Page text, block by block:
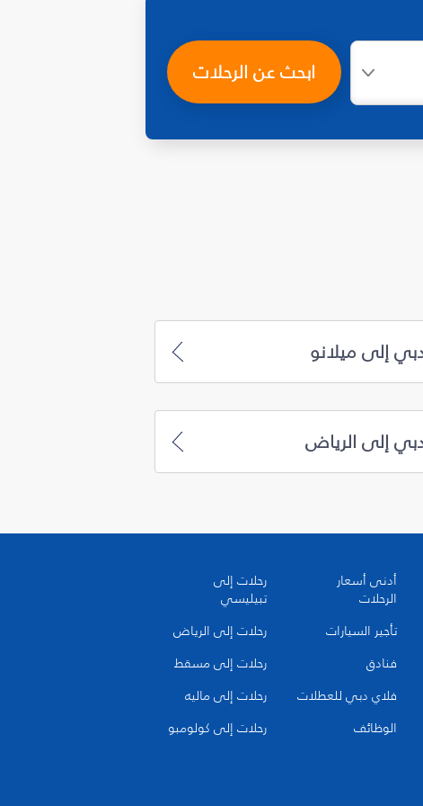
ابحث عن الرحلات
إلى ميلانو
إلى الرياض
أدنى أسعار
الرحلات
تأجير السيارات
فنادق
فلاي دبي للعطلات
الوظائف
رحلات إلى
تبيليسي
رحلات إلى الرياض
رحلات إلى مسقط
رحلات إلى ماليه
رحلات إلى كولومبو